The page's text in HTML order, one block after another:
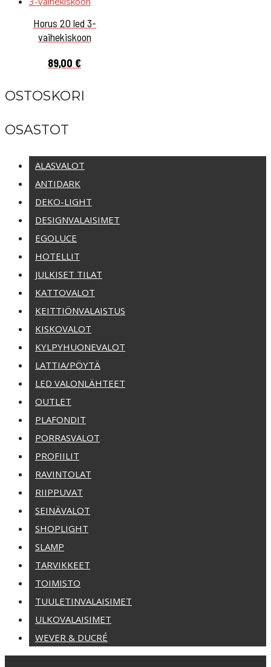
Horus 20 led 3-
vaihekiskoon
89,00€
OSTOSKORI
OSASTOT
ALASVALOT
ANTIDARK
DEKO-LIGHT
DESIGNVALAISIMET
EGOLUCE
HOTELLIT
JULKISET TILAT
KATTOVALOT
KEITTIÖNVALAISTUS
KISKOVALOT
KYLPYHUONEVALOT
LATTIA/PÖYTÄ
LED VALONLÄHTEET
OUTLET
PLAFONDIT
PORRASVALOT
PROFIILIT
RAVINTOLAT
RIIPPUVAT
SEINÄVALOT
SHOPLIGHT
SLAMP
TARVIKKEET
TOIMISTO
TUULETINVALAISIMET
ULKOVALAISIMET
WEVER & DUCRÉ